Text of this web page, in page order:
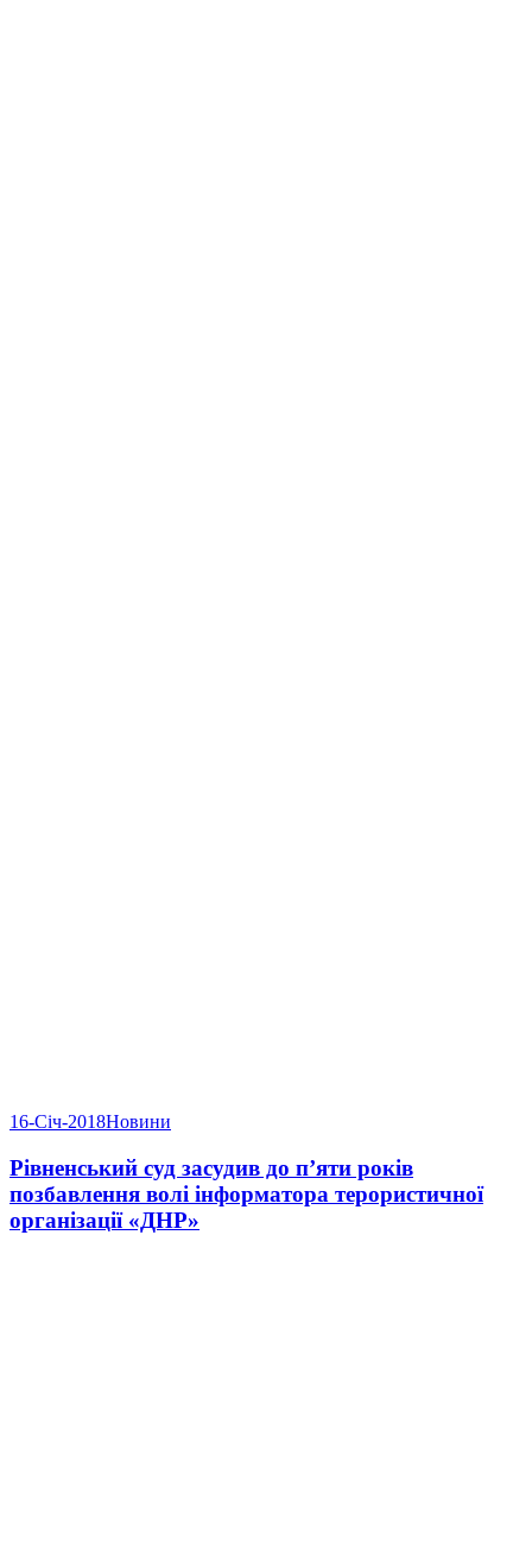
16-Січ-2018Новини
Рівненський суд засудив до п’яти років
позбавлення волі інформатора терористичної
організації «ДНР»